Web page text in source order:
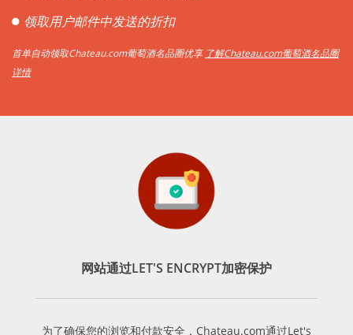
领取用户邮件中发送的折扣
首单自动领取Chateau.com葡萄酒名品圈优享 了解Chateau.com葡萄酒名品圈
详情
网站通过LET'S ENCRYPT加密保护
为了确保您的浏览和付款安全，Chateau.com通过Let's